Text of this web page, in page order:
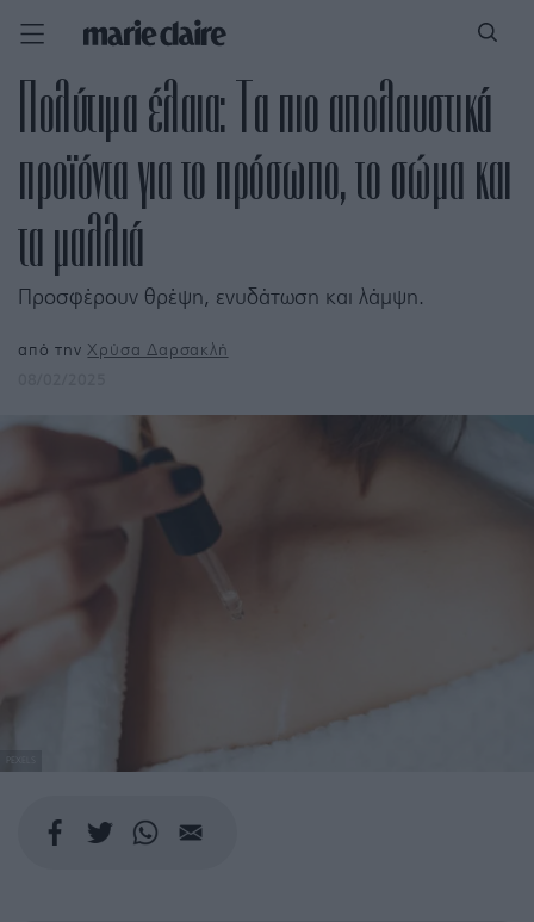
Πολύτιμα έλαια: Τα πιο απολαυστικά
προϊόντα για το πρόσωπο, το σώμα και
τα μαλλιά
Προσφέρουν θρέψη, ενυδάτωση και λάμψη.
από τηνΧρύσα Δαρσακλή